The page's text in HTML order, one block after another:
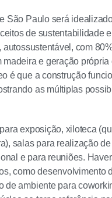
São Paulo será
de sustentabilidade
autossustentável, com
madeira e geração própria
é que a construção
as múltiplas
exposição, xiloteca
salas para realização
e para reuniões.
como desenvolvimento
de ambiente para